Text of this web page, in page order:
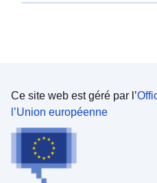
Ce site web est géré par l’
l’Union européenne